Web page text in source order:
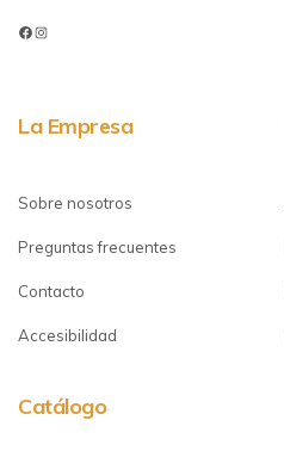
La Empresa
Sobre nosotros
Preguntas frecuentes
Contacto
Accesibilidad
Catálogo